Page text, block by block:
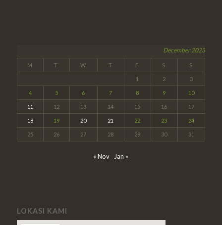
December 2023
M T W T F S S
1 2 3
4 5 6 7 8 9 10
11 12 13 14 15 16 17
18 19 20 21 22 23 24
25 26 27 28 29 30 31
« Nov Jan »
LOKASI KAMI